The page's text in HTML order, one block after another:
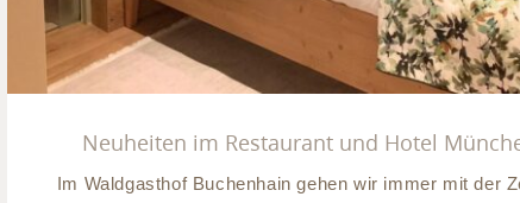
Neuheiten im Restaurant und Hotel
Im Waldgasthof Buchenhain gehen wir immer mit der